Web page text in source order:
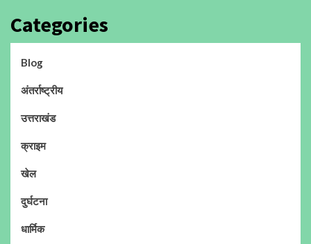
Categories
Blog
अंतर्राष्ट्रीय
उत्तराखंड
क्राइम
खेल
दुर्घटना
धार्मिक